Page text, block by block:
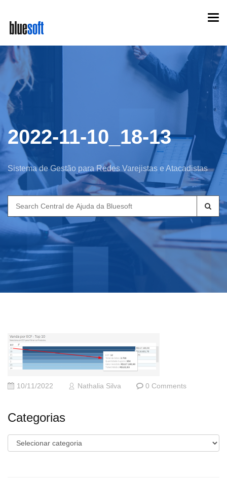
main
content
2022-11-10_18-13
Sistema de Gestão para Redes Varejistas e Atacadistas
Search
for:
10/11/2022 Nathalia Silva 0 Comments
Categorias
Categorias